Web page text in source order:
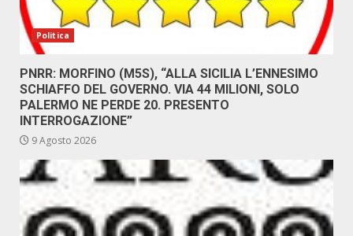
Politica
PNRR: MORFINO (M5S), “ALLA SICILIA L’ENNESIMO
SCHIAFFO DEL GOVERNO. VIA 44 MILIONI, SOLO
PALERMO NE PERDE 20. PRESENTO
INTERROGAZIONE”
9 Agosto 2026